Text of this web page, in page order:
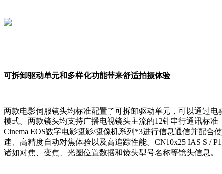
可拆卸驱动单元和多样化功能带来舒适拍摄体验
两款电影伺服镜头均标准配置了可拆卸驱动单元，可以通过
模式。两款镜头均支持广播电视镜头主流的12针串行通讯标
Cinema EOS数字电影摄影/摄像机系列*3进行信息通信并配
速、高精度自动对焦体验以及高追踪性能。CN10x25 IAS S /
诸如对焦、变焦、光圈位置数据和镜头型号名称等镜头信息。